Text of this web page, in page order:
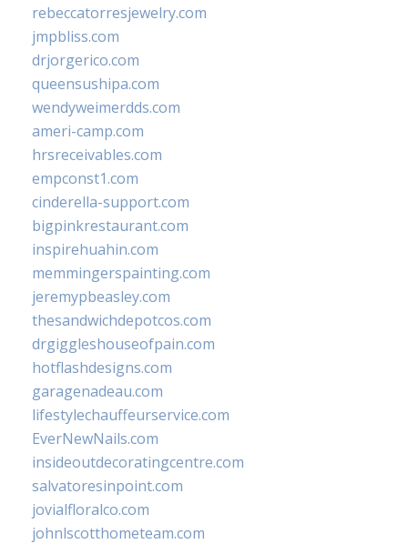
rebeccatorresjewelry.com
jmpbliss.com
drjorgerico.com
queensushipa.com
wendyweimerdds.com
ameri-camp.com
hrsreceivables.com
empconst1.com
cinderella-support.com
bigpinkrestaurant.com
inspirehuahin.com
memmingerspainting.com
jeremypbeasley.com
thesandwichdepotcos.com
drgiggleshouseofpain.com
hotflashdesigns.com
garagenadeau.com
lifestylechauffeurservice.com
EverNewNails.com
insideoutdecoratingcentre.com
salvatoresinpoint.com
jovialfloralco.com
johnlscotthometeam.com